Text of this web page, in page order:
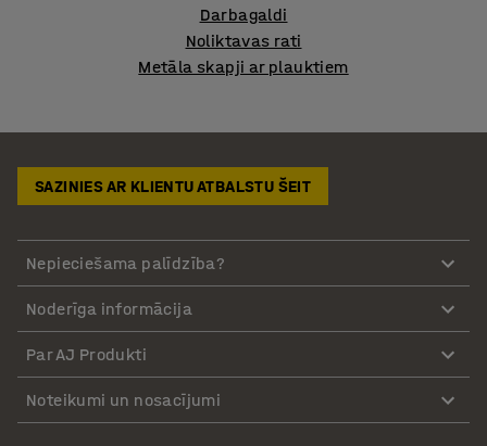
Darbagaldi
Noliktavas rati
Metāla skapji ar plauktiem
SAZINIES AR KLIENTU ATBALSTU ŠEIT
Nepieciešama palīdzība?
Noderīga informācija
Par AJ Produkti
Noteikumi un nosacījumi